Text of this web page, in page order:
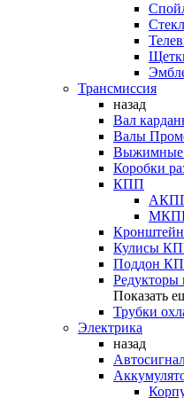
Трансмиссия
назад
Вал
Валы
Выжимные
Коробки
КПП
Кулисы
Поддон
Редукторы
Показать
Трубки
Электрика
назад